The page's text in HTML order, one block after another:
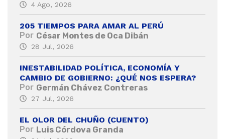
4 Ago, 2026
205 TIEMPOS PARA AMAR AL PERÚ
Por César Montes de Oca Dibán
28 Jul, 2026
INESTABILIDAD POLÍTICA, ECONOMÍA Y
CAMBIO DE GOBIERNO: ¿QUÉ NOS ESPERA?
Por Germán Chávez Contreras
27 Jul, 2026
EL OLOR DEL CHUÑO (CUENTO)
Por Luis Córdova Granda